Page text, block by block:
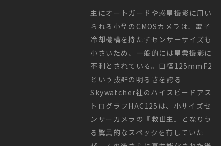
主にオートガードや惑星撮影に用い
られる小型のCMOSカメラは、電子
冷却機構を持たずセンサーサイズも
小さいため、一般的には星雲撮影に
不利とされている。口径125mmF2
という抜群の明るさを誇る
Skywatcher社のハイスピードアス
トログラフHAC125は、小サイズセ
ンサーカメラの『救世主』となりう
る驚異的なスペックを有していた